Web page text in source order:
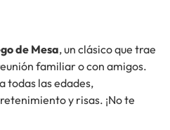
de Mesa, un clásico que trae
familiar o con amigos.
todas las edades,
y risas. ¡No te